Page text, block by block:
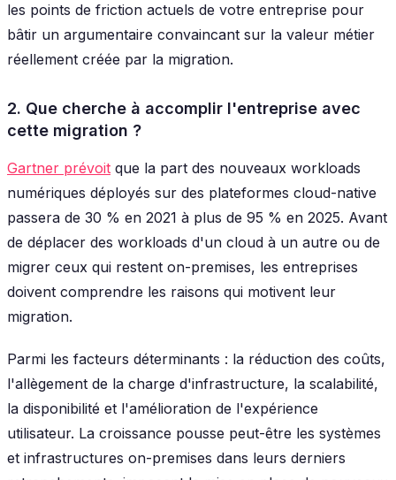
les points de friction actuels de votre entreprise pour
bâtir un argumentaire convaincant sur la valeur métier
réellement créée par la migration.
2. Que cherche à accomplir l'entreprise avec
cette migration ?
Gartner prévoit que la part des nouveaux workloads
numériques déployés sur des plateformes cloud-native
passera de 30 % en 2021 à plus de 95 % en 2025. Avant
de déplacer des workloads d'un cloud à un autre ou de
migrer ceux qui restent on-premises, les entreprises
doivent comprendre les raisons qui motivent leur
migration.
Parmi les facteurs déterminants : la réduction des coûts,
l'allègement de la charge d'infrastructure, la scalabilité,
la disponibilité et l'amélioration de l'expérience
utilisateur. La croissance pousse peut-être les systèmes
et infrastructures on-premises dans leurs derniers